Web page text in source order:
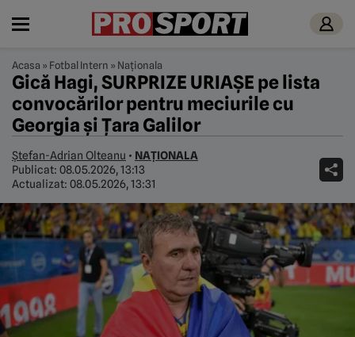
Acasa » Fotbal Intern » Naționala
Gică Hagi, SURPRIZE URIAŞE pe lista
convocărilor pentru meciurile cu
Georgia şi Țara Galilor
Ștefan-Adrian Olteanu • NAȚIONALA
Publicat: 08.05.2026, 13:13
Actualizat: 08.05.2026, 13:31